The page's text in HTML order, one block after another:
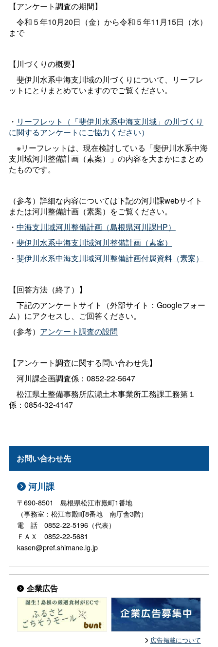
【アンケート調査の期間】
令和５年10月20日（金）から令和５年11月15日（水）
まで
【川づくりの概要】
斐伊川水系中海支川域の川づくりについて、リーフレ
ットにとりまとめていますのでご覧ください。
・ リーフレット（「斐伊川水系中海支川域」の川づくり
に関するアンケートにご協力ください）
※リーフレットは、現在検討している「斐伊川水系中海
支川域河川整備計画（素案）」の内容を大まかにまとめ
たものです。
（参考）詳細な内容については下記の河川課webサイト
または河川整備計画（素案）をご覧ください。
・ 中海支川域河川整備計画（島根県河川課HP）
・ 斐伊川水系中海支川域河川整備計画（素案）
・ 斐伊川水系中海支川域河川整備計画付属資料（素案）
【回答方法（終了）】
下記のアンケートサイト（外部サイト：Googleフォー
ム）にアクセスし、ご回答ください。
（参考） アンケート調査の設問
【アンケート調査に関する問い合わせ先】
河川課企画調査係：0852-22-5647
松江県土整備事務所広瀬土木事業所工務課工務第１
係：0854-32-4147
お問い合わせ先
河川課
〒690-8501 島根県松江市殿町1番地
（事務室：松江市殿町8番地 南庁舎3階）
電 話 0852-22-5196（代表）
ＦＡＸ 0852-22-5681
kasen@pref.shimane.lg.jp
企業広告
広告掲載について